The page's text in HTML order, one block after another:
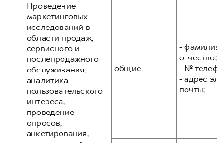
Проведение
маркетинговых
исследований в
области продаж,
сервисного и
послепродажного
обслуживания,
аналитика
пользовательского
интереса,
проведение
опросов,
анкетирования,
общие
-
отчество;
- №
- адрес
почты;